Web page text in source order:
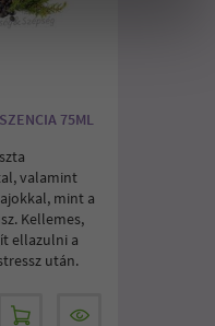
75ML
valamint
mint a
Kellemes,
ellazulni a
után.